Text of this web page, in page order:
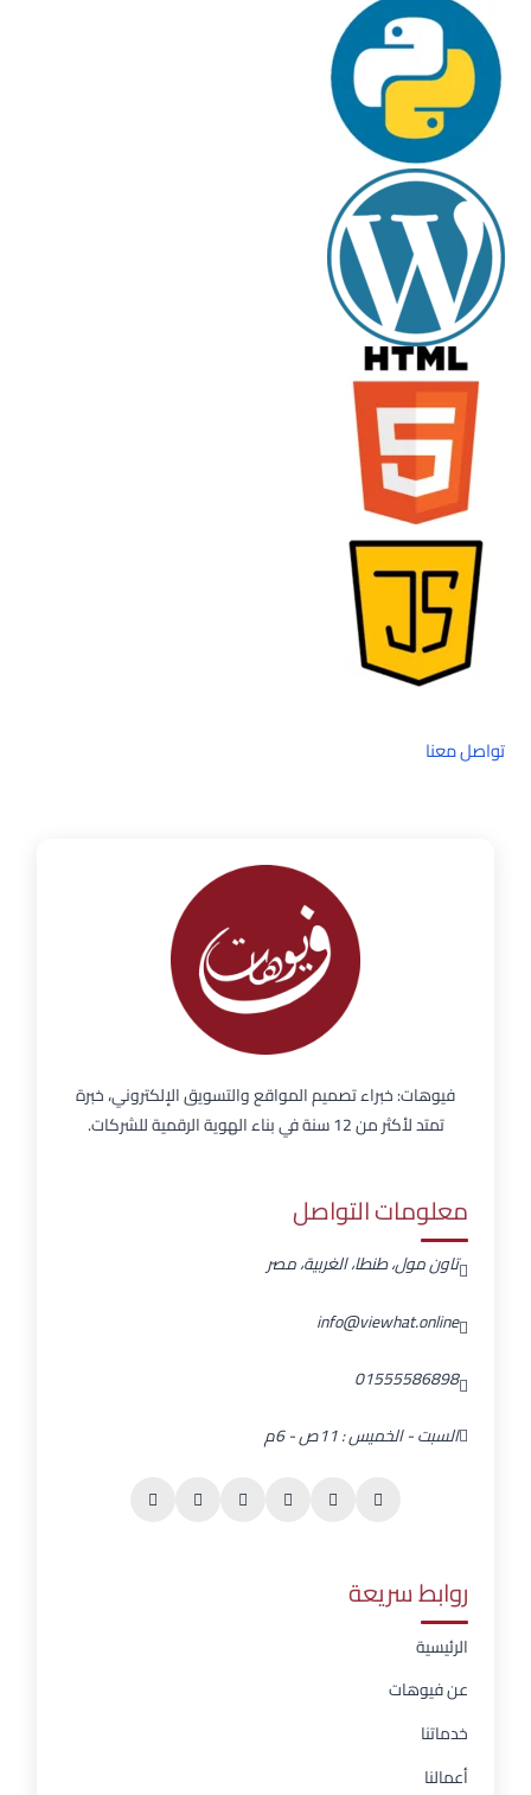
تواصل معنا
فيوهات: خبراء تصميم المواقع والتسويق الإلكتروني، خبرة
تمتد لأكثر من 12 سنة في بناء الهوية الرقمية للشركات.
معلومات التواصل
تاون مول، طنطا، الغربية، مصر
info@viewhat.online
01555586898
السبت - الخميس : 11ص - 6م
روابط سريعة
الرئيسية
عن فيوهات
خدماتنا
أعمالنا